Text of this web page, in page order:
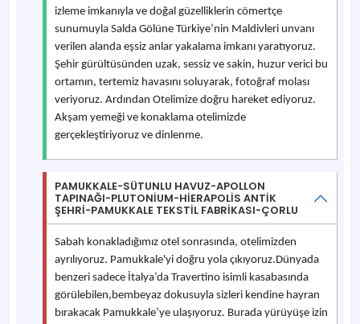
izleme imkanıyla ve doğal güzelliklerin cömertçe
sunumuyla Salda Gölüne Türkiye’nin Maldivleri unvanı
verilen alanda eşsiz anlar yakalama imkanı yaratıyoruz.
Şehir gürültüsünden uzak, sessiz ve sakin, huzur verici bu
ortamın, tertemiz havasını soluyarak, fotoğraf molası
veriyoruz. Ardından Otelimize doğru hareket ediyoruz.
Akşam yemeği ve konaklama otelimizde
gerçekleştiriyoruz ve dinlenme.
PAMUKKALE-SÜTUNLU HAVUZ-APOLLON
TAPINAĞI-PLUTONİUM-HİERAPOLİS ANTİK
ŞEHRİ-PAMUKKALE TEKSTİL FABRİKASI-ÇORLU
Sabah konakladığımız otel sonrasında, otelimizden
ayrılıyoruz. Pamukkale'yi doğru yola çıkıyoruz.Dünyada
benzeri sadece İtalya’da Travertino isimli kasabasında
görülebilen,bembeyaz dokusuyla sizleri kendine hayran
bırakacak Pamukkale’ye ulaşıyoruz. Burada yürüyüşe izin